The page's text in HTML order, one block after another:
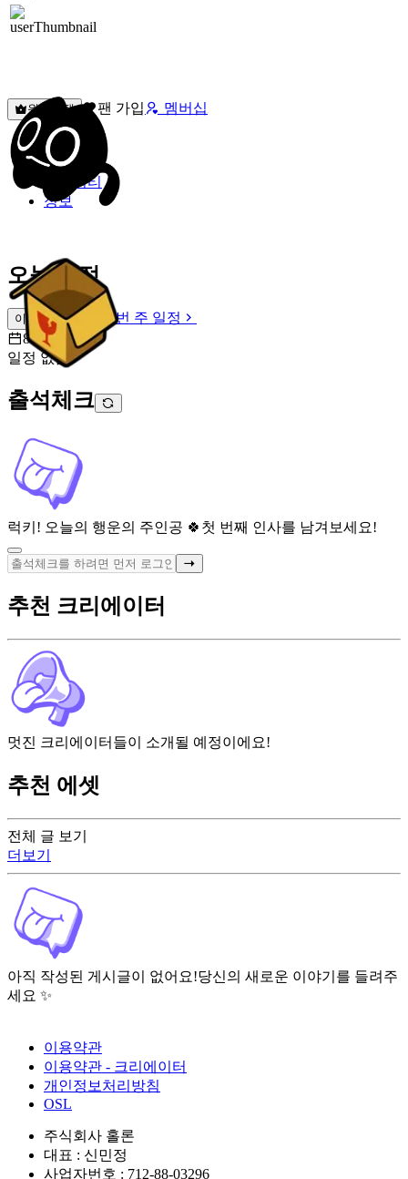
원픽선택 팬 가입 멤버십
밐타운
피드
커뮤니티
정보
오늘 일정
이번 주 일정
이번 주 일정
8월 7일 [금]
일정 없음
출석체크
럭키! 오늘의 행운의 주인공 🍀 첫 번째 인사를 남겨보세요!
전체 글 보기
더보기
아직 작성된 게시글이 없어요!당신의 새로운 이야기를 들려주
세요 ✨
추천 크리에이터
멋진 크리에이터들이 소개될 예정이에요!
추천 에셋
이용약관
이용약관 - 크리에이터
개인정보처리방침
OSL
주식회사 홀론
대표 : 신민정
사업자번호 : 712-88-03296